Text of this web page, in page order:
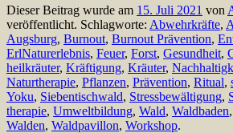
Dieser Beitrag wurde am 15. Juli 2021 von
veröffentlicht. Schlagworte: Abwehrkräfte,
Augsburg, Burnout, Burnout Prävention,
ErlNaturerlebnis, Feuer, Forst, Gesundheit,
heilkräuter, Kräftigung, Kräuter,
Naturtherapie, Pflanzen, Prävention, Ritual,
Yoku, Siebentischwald, Stressbewältigung,
therapie, Umweltbildung, Wald, Waldbaden,
Walden, Waldpavillon, Workshop.